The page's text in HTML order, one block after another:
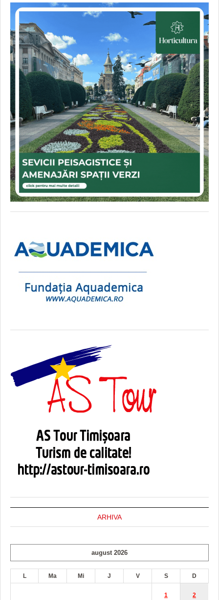
ARHIVA
august 2026
L Ma Mi J V S D
1 2